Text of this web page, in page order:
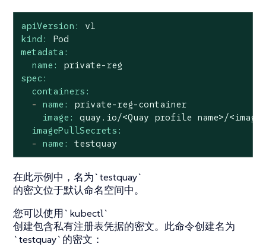
apiVersion:
v1
kind:
Pod
metadata:
name:
private-reg
spec:
containers:
-
name:
private-reg-container
image:
quay.io/<Quay profile name>/<image
imagePullSecrets:
-
name: testquay
在此示例中，名为`testquay`
的密文位于默认命名空间中。
您可以使用`kubectl`
创建包含私有注册表凭据的密文。此命令创建名为
`testquay`的密文：